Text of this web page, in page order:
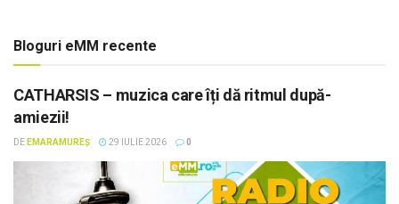
Bloguri eMM recente
CATHARSIS – muzica care îți dă ritmul după-
amiezii!
DE EMARAMUREȘ 29 IULIE 2026 0